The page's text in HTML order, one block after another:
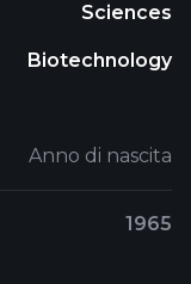
Sciences
Biotechnology
Anno di nascita
1965